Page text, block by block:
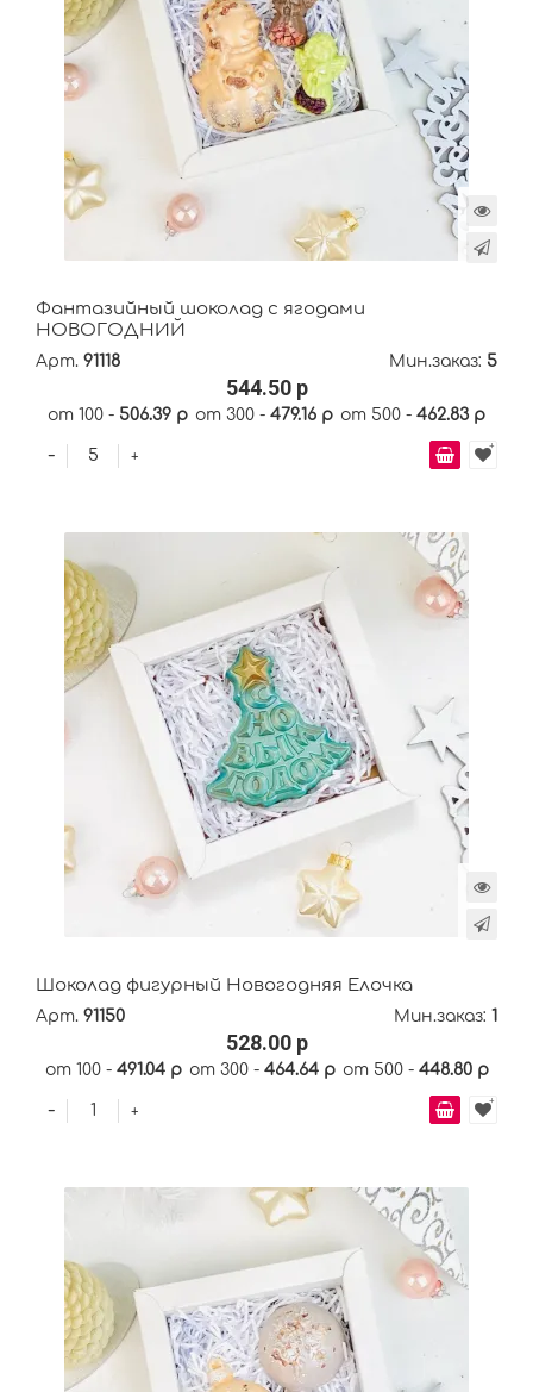
Фантазийный шоколад с ягодами
НОВОГОДНИЙ
Арт. 91118 Мин.заказ: 5
544.50 р
от 100 - 506.39 р от 300 - 479.16 р от 500 - 462.83 р
+
-
Шоколад фигурный Новогодняя Ёлочка
Арт. 91150 Мин.заказ: 1
528.00 р
от 100 - 491.04 р от 300 - 464.64 р от 500 - 448.80 р
+
-